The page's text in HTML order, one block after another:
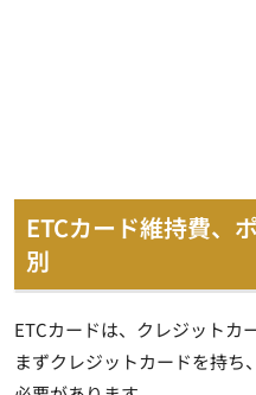
ETCカード維持費、
別
ETCカードは、クレジットカ
まずクレジットカードを持ち